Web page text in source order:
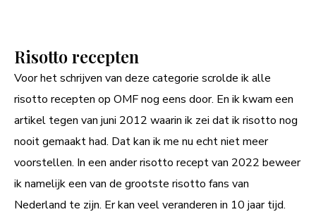
Risotto recepten
Voor het schrijven van deze categorie scrolde ik alle
risotto recepten op OMF nog eens door. En ik kwam een
artikel tegen van juni 2012 waarin ik zei dat ik risotto nog
nooit gemaakt had. Dat kan ik me nu echt niet meer
voorstellen. In een ander risotto recept van 2022 beweer
ik namelijk een van de grootste risotto fans van
Nederland te zijn. Er kan veel veranderen in 10 jaar tijd.